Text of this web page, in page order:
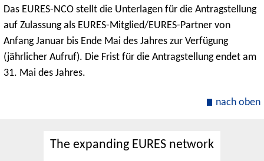
Das EURES-NCO stellt die Unterlagen für die Antragstellung
auf Zulassung als EURES-Mitglied/EURES-Partner von
Anfang Januar bis Ende Mai des Jahres zur Verfügung
(jährlicher Aufruf). Die Frist für die Antragstellung endet am
31. Mai des Jahres.
nach oben
The expanding EURES network